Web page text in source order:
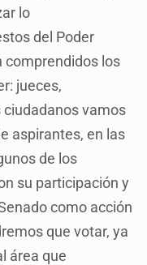
lo
del Poder
comprendidos los
jueces,
vamos
aspirantes, en las
de los
su participación y
como acción
que votar, ya
área que